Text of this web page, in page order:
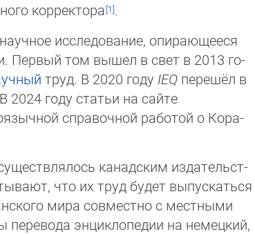
корректора
.
исследование, опирающееся
Первый том вышел в свет в 2013 го­
труд. В 2020 году IEQ перешёл в
году статьи на сайте
справочной работой о Ко­ра­
канадским изда­тель­ст­
что их труд будет выпус­каться
мира совместно с мест­ны­ми
энциклопедии на не­мец­кий,